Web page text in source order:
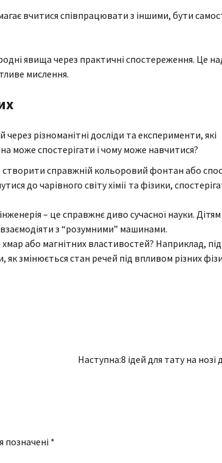
вчитися співпрацювати з іншими, бути
явища через практичні спостереження. Це
мислення.
різноманітні досліди та експерименти, які
може спостерігати і чому може навчитися?
створити справжній кольоровий фонтан або
до чарівного світу хімії та фізики,
– це справжнє диво сучасної науки.
з “розумними” машинами.
aбо магнітних влaстивостей? Наприклад, під
змінюється стан речей під впливом різних
Наступна:8 ідей для тату на нозі
позначені *